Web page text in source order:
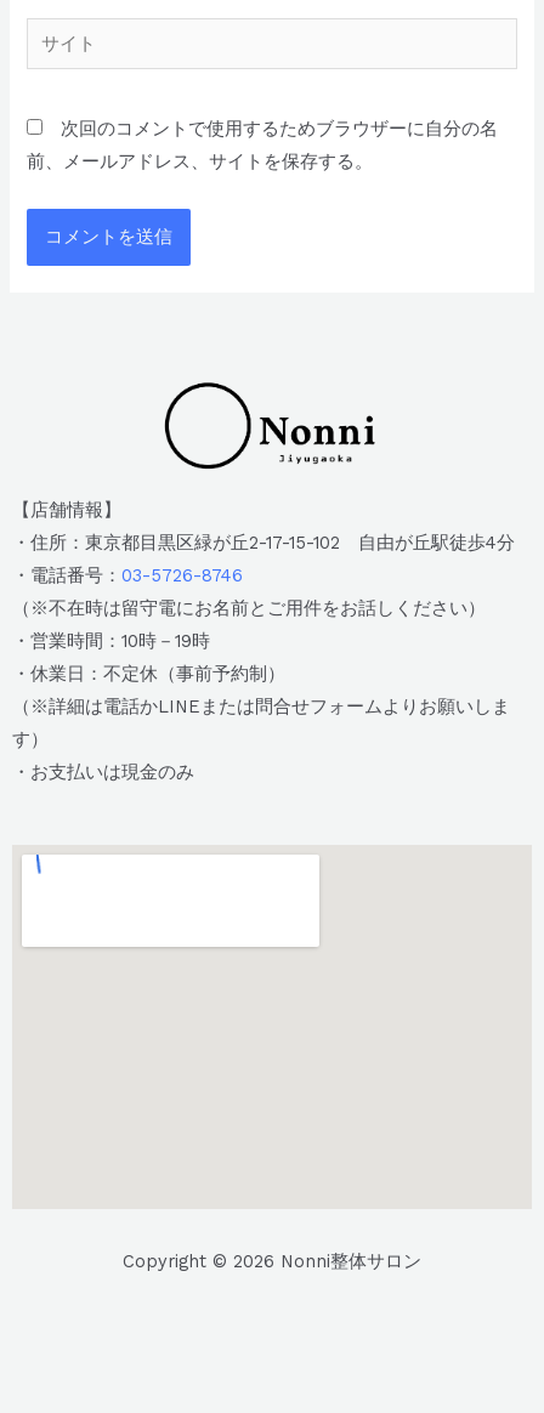
次回のコメントで使用するためブラウザーに自分の名
前、メールアドレス、サイトを保存する。
【店舗情報】
・住所：東京都目黒区緑が丘2-17-15-102 自由が丘駅徒歩4分
・電話番号： 03-5726-8746
（※不在時は留守電にお名前とご用件をお話しください）
・営業時間：10時－19時
・休業日：不定休（事前予約制）
（※詳細は電話かLINEまたは問合せフォームよりお願いしま
す）
・お支払いは現金のみ
Copyright © 2026 Nonni整体サロン